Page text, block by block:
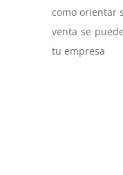
como orientar
venta se
tu empresa